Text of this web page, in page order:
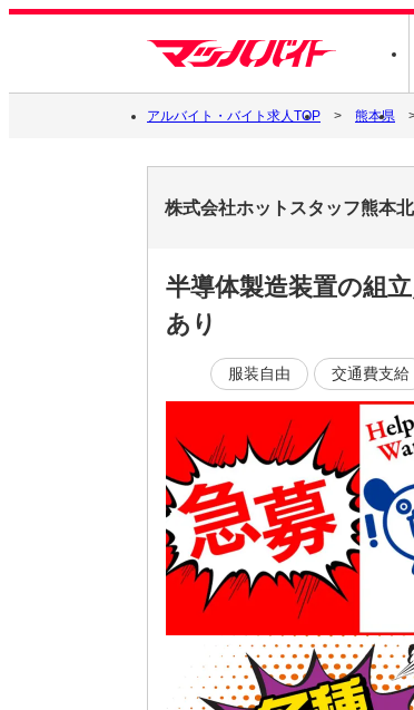
アルバイト・バイト求人TOP 熊本県
株式会社ホットスタッフ熊本
半導体製造装置の組
あり
服装自由 交通費支給